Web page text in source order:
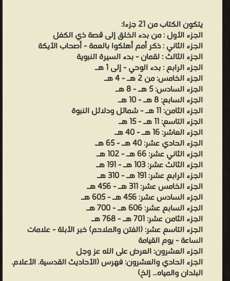
يتكون الكتاب من 21 جزءا:
الجزء الأول : من بدء الخلق إلى قصة ذي الكفل
الجزء الثاني : ذكر أمم أهلكوا بالعمة - أصحاب الأيكة
الجزء الثالث : لقمان - بدء السيرة النبوية
الجزء الرابع : بدء الوحي - إلى 1 هـ
الجزء الخامس: من 2 هـ - 4 هـ
الجزء السادس: 5 هـ - 8 هـ
الجزء السابع: 8 هـ - 10 هـ
الجزء الثامن: 11 هـ - شمائل ودلائل النبوة
الجزء التاسع: 11 هـ - 15 هـ
الجزء العاشر: 16 هـ - 40 هـ
الجزء الحادي عشر: 40 هـ - 65 هـ
الجزء الثاني عشر: 66 هـ - 102 هـ
الجزء الثالث عشر: 103 هـ - 191 هـ
الجزء الرابع عشر: 191 هـ - 310 هـ
الجزء الخامس عشر: 311 هـ - 456 هـ
الجزء السادس عشر: 456 هـ - 605 هـ
الجزء السابع عشر: 606 هـ - 700 هـ
الجزء الثامن عشر: 701 هـ - 768 هـ
الجزء التاسع عشر: (الفتن والملاحم) خبر الأبلة - علامات
الساعة - يوم القيامة
الجزء العشرون: العرض على الله عز وجل
الجزء الحادي والعشرون: فهرس (الأحاديث القدسية. الأعلام.
البلدان والمياه... إلخ)